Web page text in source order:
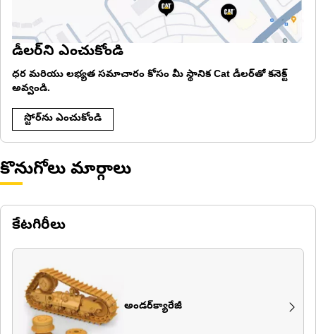
డీలర్‌ని ఎంచుకోండి
ధర మరియు లభ్యత సమాచారం కోసం మీ స్థానిక Cat డీలర్‌తో కనెక్ట్
అవ్వండి.
స్టోర్‌ను ఎంచుకోండి
కొనుగోలు మార్గాలు
కేటగిరీలు
అండర్‌క్యారేజీ